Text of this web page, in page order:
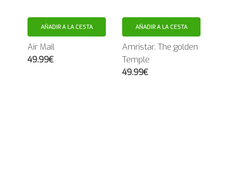
AÑADIR A LA CESTA
Air Mail
49.99€
AÑADIR A LA CESTA
Amristar. The golden
Temple
49.99€